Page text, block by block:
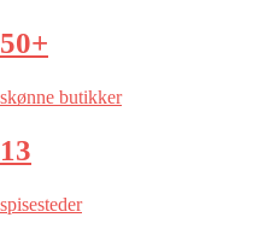
50+
skønne butikker
13
spisesteder